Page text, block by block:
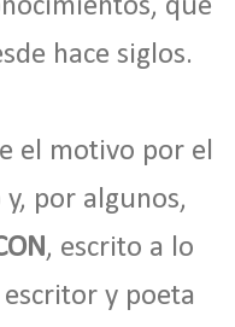
que
hace siglos.
el motivo por el
por algunos,
, escrito a lo
y poeta